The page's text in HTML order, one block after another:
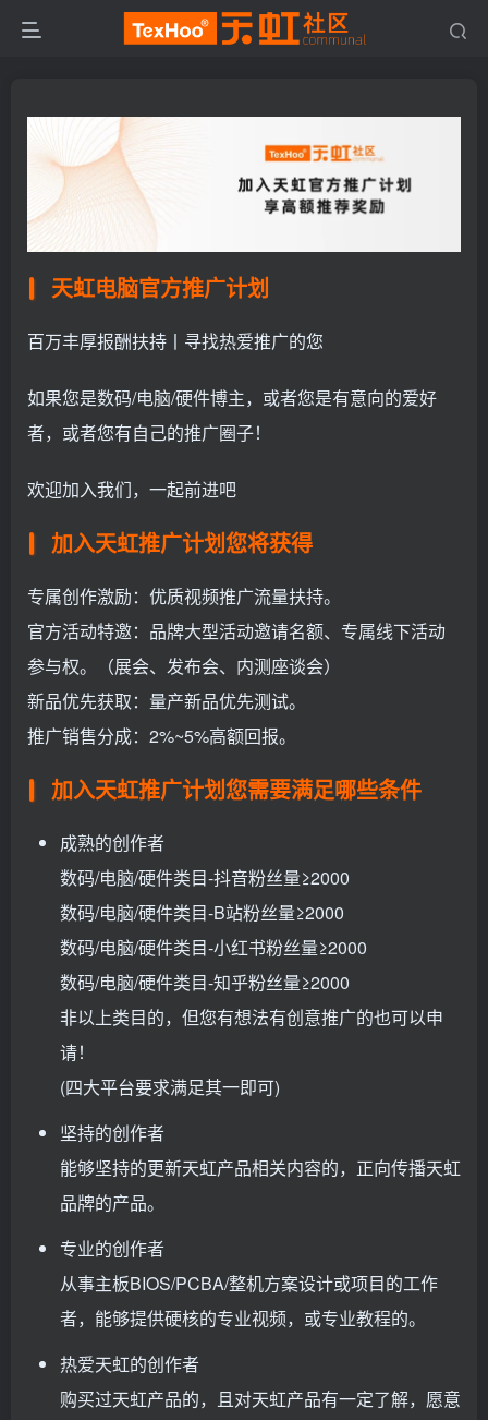
天虹电脑官方推广计划
百万丰厚报酬扶持丨寻找热爱推广的您
如果您是数码/电脑/硬件博主，或者您是有意向的爱好
者，或者您有自己的推广圈子！
欢迎加入我们，一起前进吧
加入天虹推广计划您将获得
专属创作激励：优质视频推广流量扶持。
官方活动特邀：品牌大型活动邀请名额、专属线下活动
参与权。（展会、发布会、内测座谈会）
新品优先获取：量产新品优先测试。
推广销售分成：2%~5%高额回报。
加入天虹推广计划您需要满足哪些条件
成熟的创作者
数码/电脑/硬件类目-抖音粉丝量≥2000
数码/电脑/硬件类目-B站粉丝量≥2000
数码/电脑/硬件类目-小红书粉丝量≥2000
数码/电脑/硬件类目-知乎粉丝量≥2000
非以上类目的，但您有想法有创意推广的也可以申
请！
(四大平台要求满足其一即可)
坚持的创作者
能够坚持的更新天虹产品相关内容的，正向传播天虹
品牌的产品。
专业的创作者
从事主板BIOS/PCBA/整机方案设计或项目的工作
者，能够提供硬核的专业视频，或专业教程的。
热爱天虹的创作者
购买过天虹产品的，且对天虹产品有一定了解，愿意